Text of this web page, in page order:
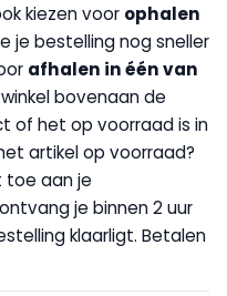
kiezen voor ophalen
je bestelling nog sneller
afhalen in één van
bovenaan de
of het op voorraad is in
artikel op voorraad?
toe aan je
je binnen 2 uur
klaarligt. Betalen